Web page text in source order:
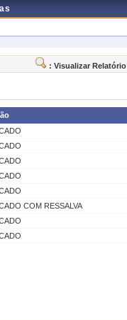
: Visualizar Relatório
COM RESSALVA